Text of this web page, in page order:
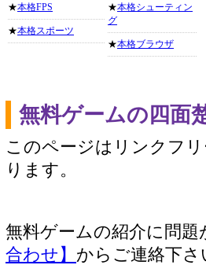
★本格FPS
★本格スポーツ
★本格シューティン
グ
★本格ブラウザ
無料ゲームの四面
このページはリンクフ
ります。
無料ゲームの紹介に問
合わせ】 からご連絡下さ